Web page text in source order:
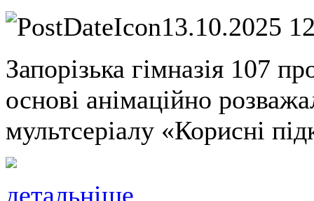
13.10.2025
Запорізька гімназія 107
основі анімаційно
мультсеріалу «Корисні
детальніше